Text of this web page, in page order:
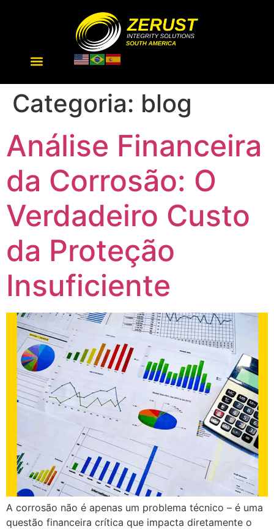
Categoria: blog
Análise Financeira
da Corrosão: O
Verdadeiro Custo
da Proteção
Insuficiente
A corrosão não é apenas um problema técnico – é uma
questão financeira crítica que impacta diretamente o